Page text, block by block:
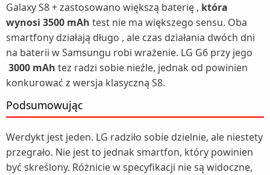
Galaxy S8 + zastosowano większą baterię , która
wynosi 3500 mAh test nie ma większego sensu. Oba
smartfony działają długo , ale czas działania dwóch dni
na baterii w Samsungu robi wrażenie. LG G6 przy jego
3000 mAh tez radzi sobie nieźle, jednak od powinien
konkurować z wersja klasyczną S8.
Podsumowując
Werdykt jest jeden. LG radziło sobie dzielnie, ale niestety
przegrało. Nie jest to jednak smartfon, który powinien
być skreślony. Różnicie w specyfikacji nie są widoczne,